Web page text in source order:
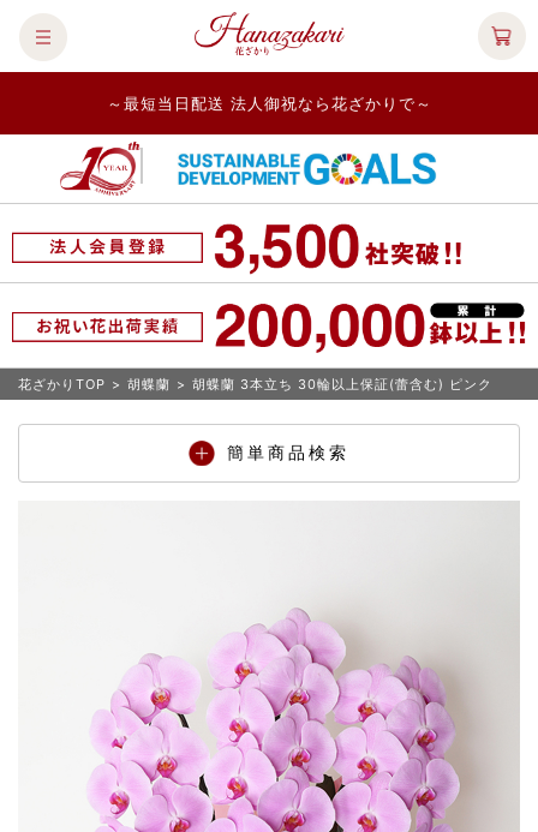
～最短当日配送 法人御祝なら花ざかりで～
花ざかりTOP > 胡蝶蘭 > 胡蝶蘭 3本立ち 30輪以上保証(蕾含む) ピンク
簡単商品検索